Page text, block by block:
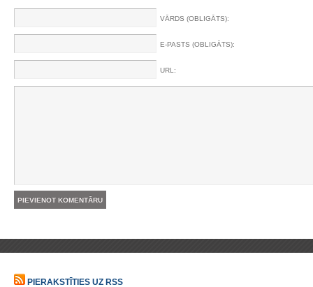
VĀRDS (OBLIGĀTS):
E-PASTS (OBLIGĀTS):
URL:
PIERAKSTĪTIES UZ RSS